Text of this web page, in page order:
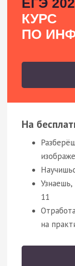
ЕГЭ
КУРС
ПО
На
Узнаешь,
11
на